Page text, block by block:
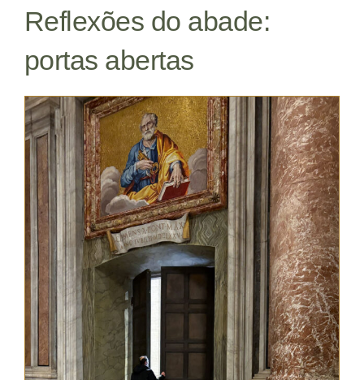
A ordem beneditina
A medalha de São Bento
NEXUS
Arquivo OSB.org
Reflexões do abade:
portas abertas